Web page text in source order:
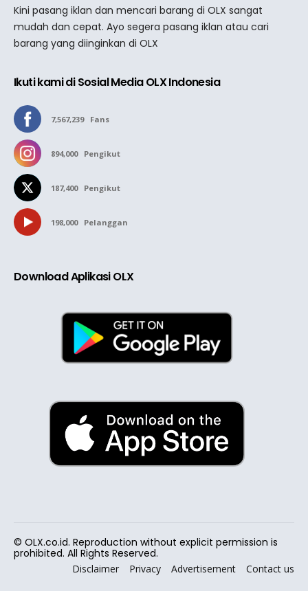
Kini pasang iklan dan mencari barang di OLX sangat
mudah dan cepat. Ayo segera pasang iklan atau cari
barang yang diinginkan di OLX
Ikuti kami di Sosial Media OLX Indonesia
7,567,239 Fans
894,000 Pengikut
187,400 Pengikut
198,000 Pelanggan
Download Aplikasi OLX
© OLX.co.id. Reproduction without explicit permission is
prohibited. All Rights Reserved.
Disclaimer Privacy Advertisement Contact us